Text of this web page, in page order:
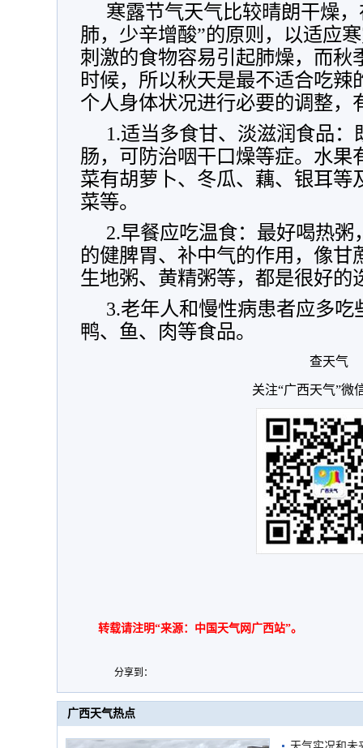
寒露节气天气比较晴朗干燥
肺，少辛增酸”的原则，以适应
刺激的食物容易引起肺燥，而秋
时候，所以秋天是最不适合吃辣
个人身体状况进行必要的调整，
1.适当多食甘、淡滋润食品
肠，可防治咽干口燥等症。水果
菜有胡萝卜、冬瓜、藕、银耳等
菜等。
2.早餐应吃温食：最好喝热
的健脾胃、补中气的作用，像甘
生地粥、黄精粥等，都是很好的
3.老年人和慢性病患者应多
鸭、鱼、肉等食品。
查天气
关注“广西天气”微
转载请注明“来源：中国天气网广西站”。
分享到：
广西天气热点